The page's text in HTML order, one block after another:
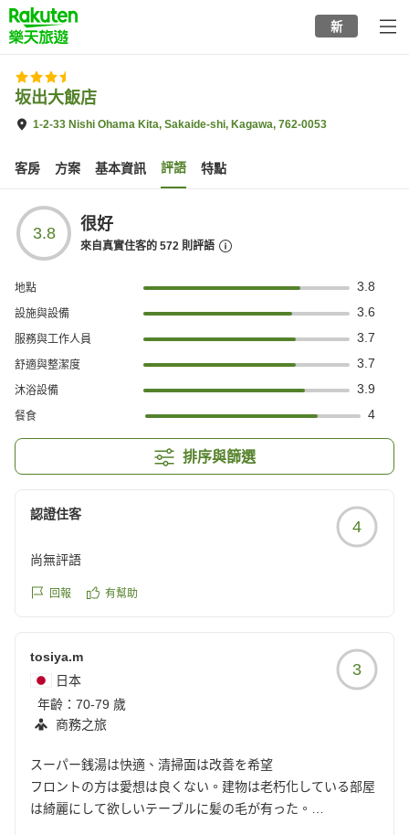
to
top
page
新
坂出大飯店
1-2-33 Nishi Ohama Kita, Sakaide-shi, Kagawa, 762-0053
客房 方案 基本資訊 評語 特點
3.8 很好
來自真實住客的 572 則評語
地點 3.8
設施與設備 3.6
服務與工作人員 3.7
舒適與整潔度 3.7
沐浴設備 3.9
餐食 4
排序與篩選
認證住客
4
尚無評語
回報 有幫助
tosiya.m
日本
年齡： 70-79 歲
商務之旅
3
スーパー銭湯は快適、清掃面は改善を希望
フロントの方は愛想は良くない。建物は老朽化している部屋
は綺麗にして欲しいテーブルに髪の毛が有った。